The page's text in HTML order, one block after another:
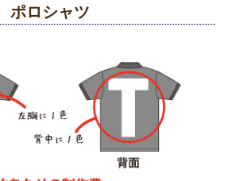
ポロシャツ